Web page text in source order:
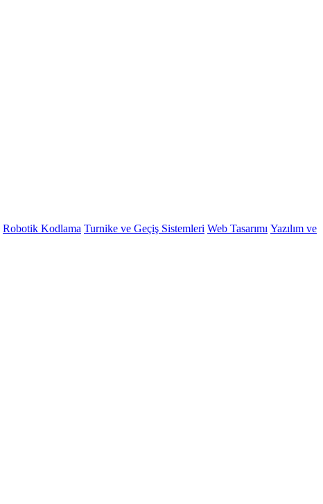
Robotik Kodlama Turnike ve Geçiş Sistemleri Web Tasarımı Yazılım ve